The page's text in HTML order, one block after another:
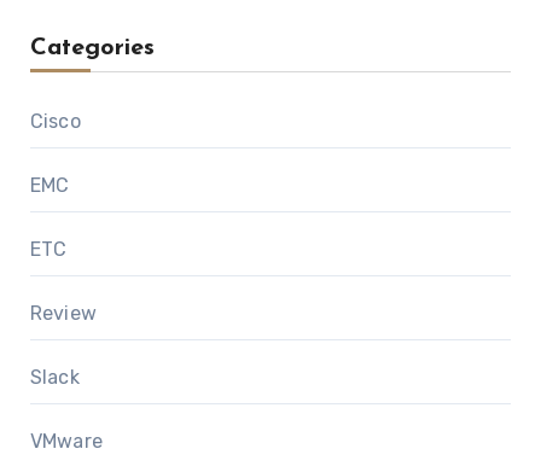
Categories
Cisco
EMC
ETC
Review
Slack
VMware